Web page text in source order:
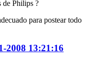
de Philips ?
para postear todo
2008 13:21:16